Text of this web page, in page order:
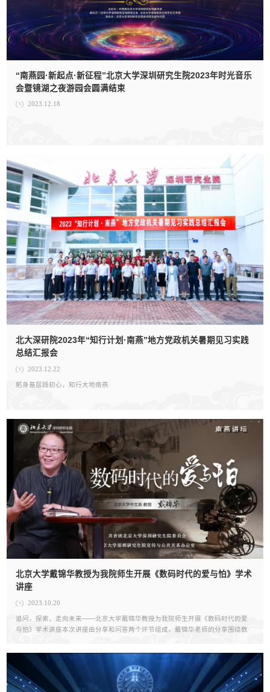
“南燕园·新起点·新征程”北京大学深圳研究生院2023年时光音乐
会暨镜湖之夜游园会圆满结束
2023.12.18
北大深研院2023年“知行计划·南燕”地方党政机关暑期见习实践
总结汇报会
2023.12.22
躬身基层践初心，知行大地南燕
北京大学戴锦华教授为我院师生开展《数码时代的爱与怕》学术
讲座
2023.10.20
追问，探索，走向未来——北京大学戴锦华教授为我院师生开展《数码时代的爱
与怕》学术讲座本次讲座由分享和问答两个环节组成，戴锦华老师的分享围绕数